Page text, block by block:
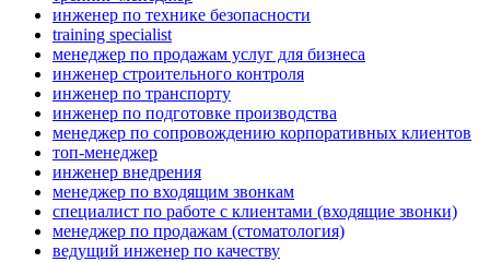
инженер по технике безопасности
training specialist
менеджер по продажам услуг для бизнеса
инженер строительного контроля
инженер по транспорту
инженер по подготовке производства
менеджер по сопровождению корпоративных клиентов
топ-менеджер
инженер внедрения
менеджер по входящим звонкам
специалист по работе с клиентами (входящие звонки)
менеджер по продажам (стоматология)
ведущий инженер по качеству